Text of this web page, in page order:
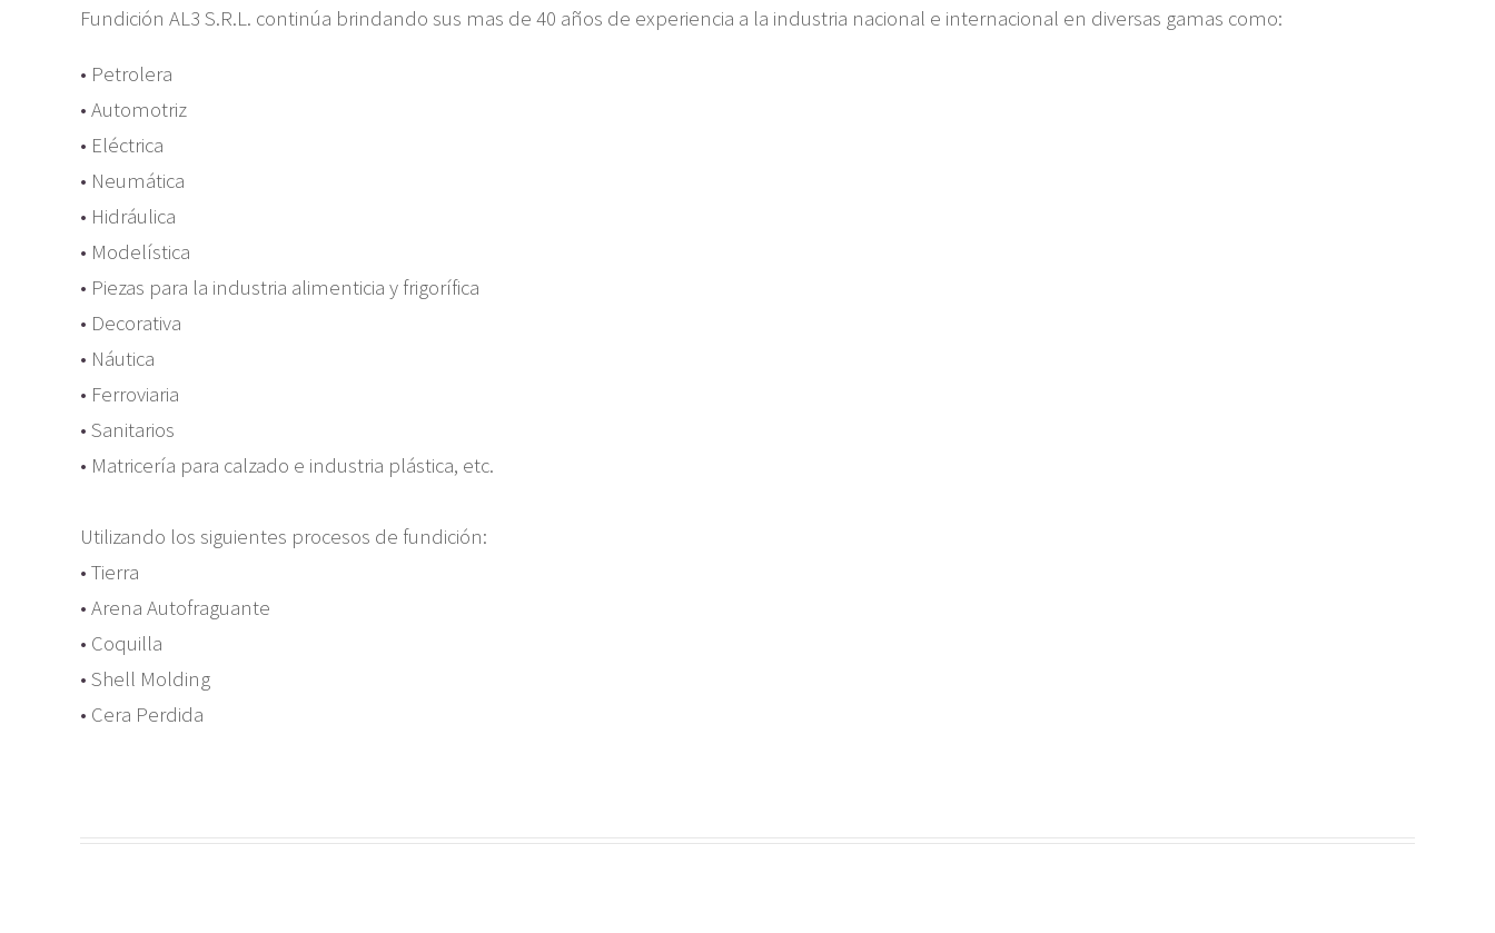
Fundición AL3 S.R.L. continúa brindando sus mas de 40 años de experiencia a la industria nacional e internacional en diversas gamas como:
• Petrolera
•  Automotriz
• Eléctrica
• Neumática
• Hidráulica
• Modelística
• Piezas para la industria alimenticia y frigorífica
• Decorativa
• Náutica
• Ferroviaria
• Sanitarios
• Matricería para calzado e industria plástica, etc.
Utilizando los siguientes procesos de fundición:
• Tierra
• Arena Autofraguante
• Coquilla
• Shell Molding
• Cera Perdida